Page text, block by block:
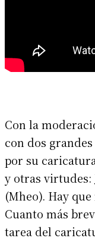
Con la
con dos
por su
y otras virtudes:
(Mheo). Hay
Cuanto más
tarea del